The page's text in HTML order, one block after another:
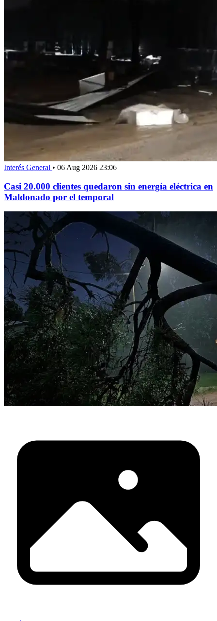
Interés General • 06 Aug 2026 23:06
Casi 20.000 clientes quedaron sin energía eléctrica en
Maldonado por el temporal